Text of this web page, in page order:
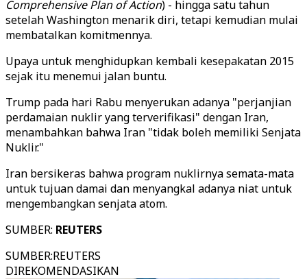
Comprehensive Plan of Action) - hingga satu tahun
setelah Washington menarik diri, tetapi kemudian mulai
membatalkan komitmennya.
Upaya untuk menghidupkan kembali kesepakatan 2015
sejak itu menemui jalan buntu.
Trump pada hari Rabu menyerukan adanya "perjanjian
perdamaian nuklir yang terverifikasi" dengan Iran,
menambahkan bahwa Iran "tidak boleh memiliki Senjata
Nuklir."
Iran bersikeras bahwa program nuklirnya semata-mata
untuk tujuan damai dan menyangkal adanya niat untuk
mengembangkan senjata atom.
SUMBER: REUTERS
SUMBER:REUTERS
DIREKOMENDASIKAN